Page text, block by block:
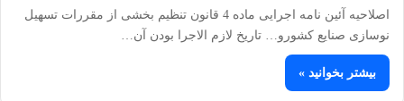
اصلاحیه آئین نامه اجرایی ماده 4 قانون تنظیم بخشی از مقررات تسهیل
نوسازی صنایع کشورو… تاریخ لازم الاجرا بودن آن…
بیشتر بخوانید »